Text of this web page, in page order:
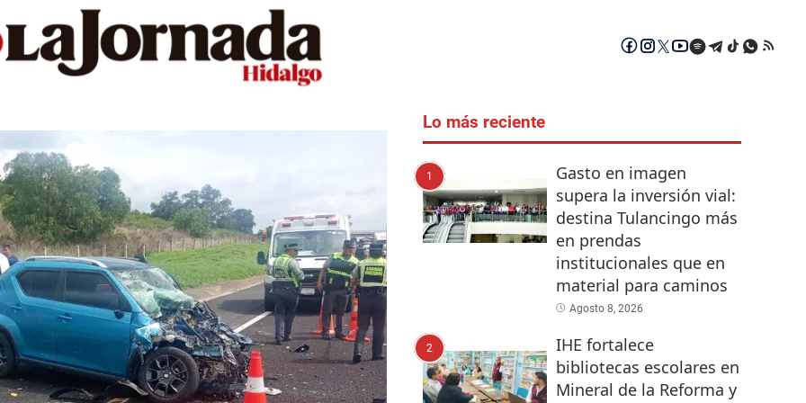
Lo más reciente
1
Gasto en imagen
supera la inversión vial:
destina Tulancingo más
en prendas
institucionales que en
material para caminos
Agosto 8, 2026
2
IHE fortalece
bibliotecas escolares en
Mineral de la Reforma y